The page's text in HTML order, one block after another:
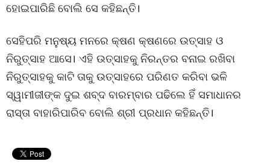
ହୋଇପାରିଛି ବୋଲି ସେ କହିଛନ୍ତି।
ସେହିପରି ମନୁଷ୍ୟ ମନରେ କ୍ଷଣ କ୍ଷଣରେ ଉତ୍ସାହ ଓ
ନିରୁତ୍ସାହ ଆସେ। ଏହି ଉତ୍ସାହକୁ ନିରନ୍ତର ବନାଇ ରଖିବା
ନିରୁତ୍ସାହକୁ କାଟି ତାକୁ ଉତ୍ସାହରେ ପରିଣତ କରିବା ଭଳି
ସ୍ୱାମୀଜୀଙ୍କ ଦୁଇ ଶବ୍ଦ ବାରମ୍ବାର ପଢିଲେ ହିଁ ସମାଧାନର
ରାସ୍ତା ବାହାରିପାରିବ ବୋଲି ଶ୍ରୀ ପ୍ରଧାନ କହିଛନ୍ତି।